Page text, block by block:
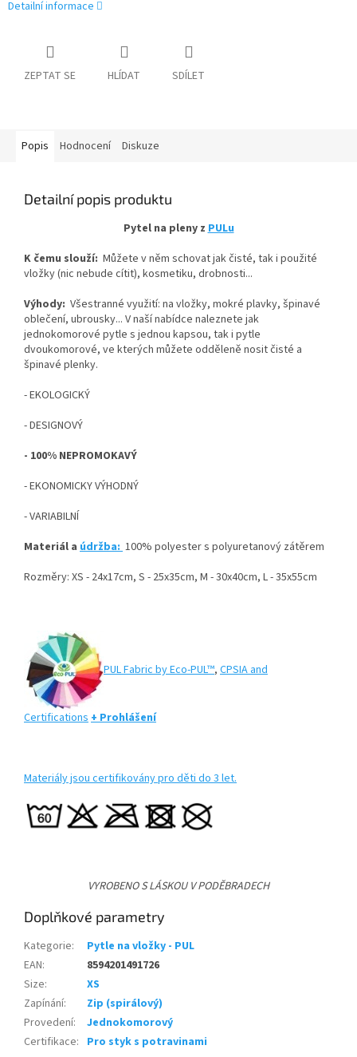
Detailní informace
ZEPTAT SE HLÍDAT SDÍLET
Popis Hodnocení Diskuze
Detailní popis produktu
Pytel na pleny zPULu
K čemu slouží: Můžete v něm schovat jak čisté, tak i použité
vložky (nic nebude cítit), kosmetiku, drobnosti...
Výhody: Všestranné využití: na vložky, mokré plavky, špinavé
oblečení, ubrousky... V naší nabídce naleznete jak
jednokomorové pytle s jednou kapsou, tak i pytle
dvoukomorové, ve kterých můžete odděleně nosit čisté a
špinavé plenky.
- EKOLOGICKÝ
- DESIGNOVÝ
- 100% NEPROMOKAVÝ
- EKONOMICKY VÝHODNÝ
- VARIABILNÍ
Materiál a údržba:100% polyester s polyuretanový zátěrem
Rozměry: XS - 24x17cm, S - 25x35cm, M - 30x40cm, L - 35x55cm
PUL Fabric by Eco-PUL™, CPSIA and
Certifications+ Prohlášení
Materiály jsou certifikovány pro děti do 3 let.
VYROBENO S LÁSKOU V PODĚBRADECH
Doplňkové parametry
Kategorie:
Pytle na vložky - PUL
EAN:
8594201491726
Size:
XS
Zapínání:
Zip (spirálový)
Provedení:
Jednokomorový
Certifikace: Pro styk s potravinami